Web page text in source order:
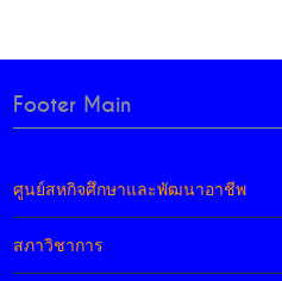
Footer Main
ศูนย์สหกิจศึกษาและพัฒนาอาชีพ
สภาวิชาการ